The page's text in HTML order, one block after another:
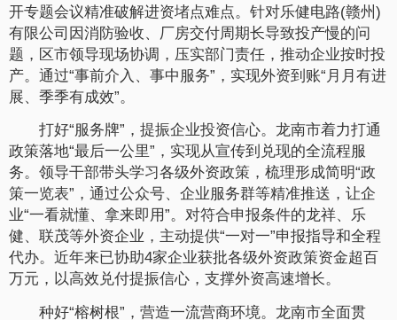
开专题会议精准破解进资堵点难点。针对乐健电路(赣州)
有限公司因消防验收、厂房交付周期长导致投产慢的问
题，区市领导现场协调，压实部门责任，推动企业按时投
产。通过“事前介入、事中服务”，实现外资到账“月月有进
展、季季有成效”。
打好“服务牌”，提振企业投资信心。龙南市着力打通
政策落地“最后一公里”，实现从宣传到兑现的全流程服
务。领导干部带头学习各级外资政策，梳理形成简明“政
策一览表”，通过公众号、企业服务群等精准推送，让企
业“一看就懂、拿来即用”。对符合申报条件的龙祥、乐
健、联茂等外资企业，主动提供“一对一”申报指导和全程
代办。近年来已协助4家企业获批各级外资政策资金超百
万元，以高效兑付提振信心，支撑外资高速增长。
种好“榕树根”，营造一流营商环境。龙南市全面贯